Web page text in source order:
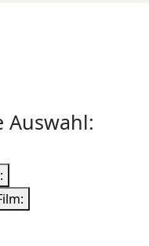
Auswahl: